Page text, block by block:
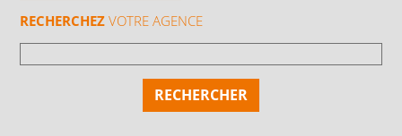
RECHERCHEZ VOTRE AGENCE